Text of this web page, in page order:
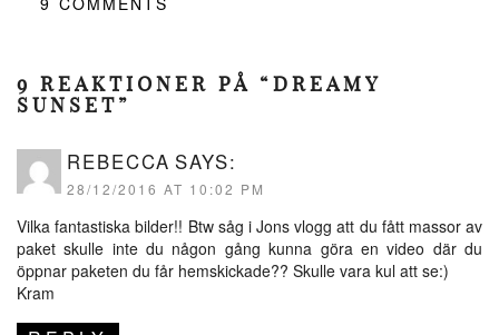
9 REAKTIONER PÅ “DREAMY
SUNSET”
REBECCA SAYS:
28/12/2016 AT 10:02 PM
Vilka fantastiska bilder!! Btw såg i Jons vlogg att du fått massor av
paket skulle inte du någon gång kunna göra en video där du
öppnar paketen du får hemskickade?? Skulle vara kul att se:)
Kram